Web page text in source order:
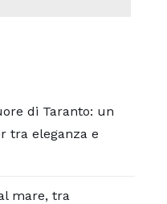
di Taranto: un
tra eleganza e
mare, tra